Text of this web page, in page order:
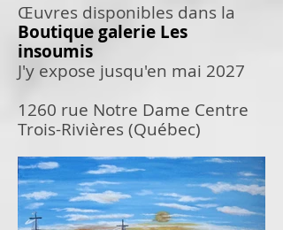
Œuvres disponibles dans la
Boutique galerie Les
insoumis
J'y expose jusqu'en mai 2027
1260 rue Notre Dame Centre
Trois-Rivières (Québec)